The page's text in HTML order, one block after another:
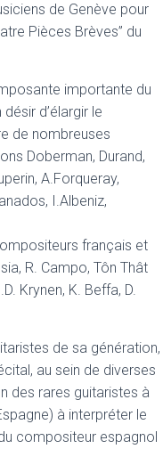
de Genève pour
Pièces Brèves” du
importante du
d’élargir le
de nombreuses
Doberman, Durand,
A.Forqueray,
I.Albeniz,
français et
R. Campo, Tôn Thât
Krynen, K. Beffa, D.
de sa génération,
au sein de diverses
des rares guitaristes à
à interpréter le
compositeur espagnol